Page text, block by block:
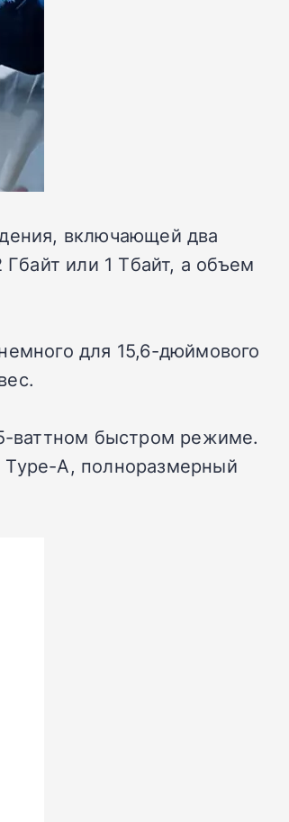
включающей два
или 1 Тбайт, а объем
для 15,6-дюймового
ваттном быстром режиме.
Type-A, полноразмерный